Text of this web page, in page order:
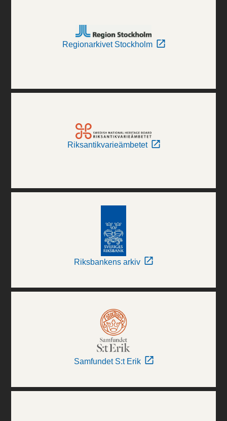
Regionarkivet Stockholm
Riksantikvarieämbetet
Riksbankens arkiv
Samfundet S:t Erik